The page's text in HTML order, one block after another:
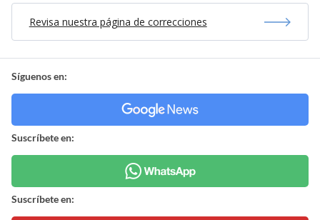
Revisa nuestra página de correcciones
Síguenos en:
Suscríbete en:
Suscríbete en: